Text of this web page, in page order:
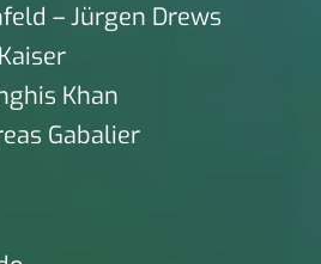
– Jürgen Drews
Khan
Gabalier